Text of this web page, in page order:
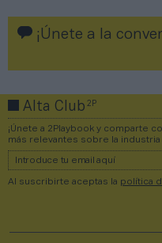
¡Únete a la
Alta Club2P
¡Únete a 2Playbook y comparte
más relevantes sobre la
Al suscribirte aceptas la política